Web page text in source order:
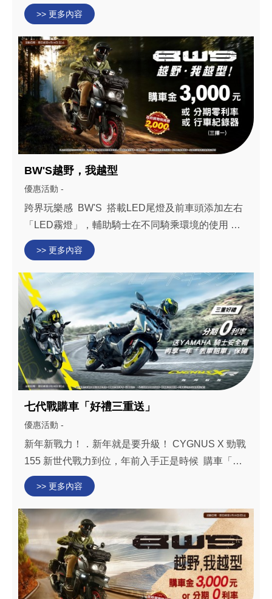
yct.com/cygnus-x/ 活動日期 : 即日起至115年5月29
日(五)止(需於雲嘉南地區完成領牌) 以上活動僅限雲
嘉南地區的實體店面購買有效，...
>> 更多內容
BW'S越野，我越型
優惠活動 -
​跨界玩樂感 BW'S 搭載LED尾燈及前車頭添加左右
「LED霧燈」，輔助騎士在不同騎乘環境的使用 本
月購車 享好禮三擇一 3,000元購車金 或 全額貸36期
0利率 或 全球鷹行車紀錄器(價值4,800元，不含安
裝) BW’...
>> 更多內容
七代戰購車「好禮三重送」
優惠活動 -
新年新戰力！．新年就是要升級！ CYGNUS X 勁戰
155 新世代戰力到位，年前入手正是時候 購車「好
禮三重送」 12 / 18 / 24 / 36 期 全額貸 0 利率 （24
期手續費 1,500 元／36 期手續費 2,500 元）
YAMAHA 騎士安全帽 一頂...
>> 更多內容